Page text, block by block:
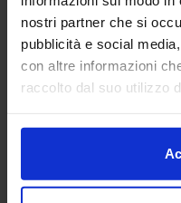
nostri partner che si
pubblicità e social
con altre informazioni
raccolto dal suo utilizzo
05/06/2026
Comunicati
AMBIENTE
RIFERIMENTO
SALUTE E